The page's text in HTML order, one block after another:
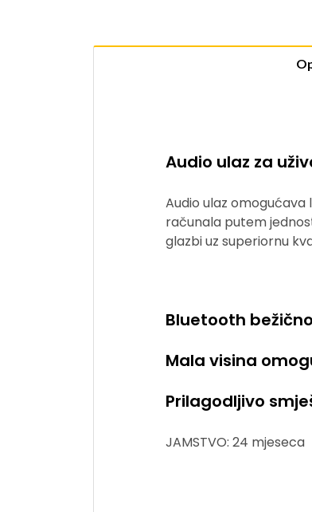
Audio ulaz za
Audio ulaz
računala putem
glazbi uz superiornu
Bluetooth
Mala visina
Prilagodljivo
JAMSTVO: 24 mjeseca